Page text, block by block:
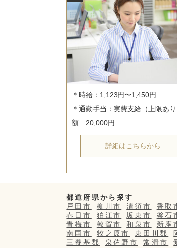
＊時給：1,123円〜1,450円
＊通勤手当：実費支給（上限あり
詳細はこちらから
都道府県から探す
戸田市
柳川市 清須市 香取
春日市
狛江市 坂東市 釜石
青梅市
敦賀市 和泉市 新座
南国市
牧之原市 東田川郡
三養基郡
泉佐野市 常滑市